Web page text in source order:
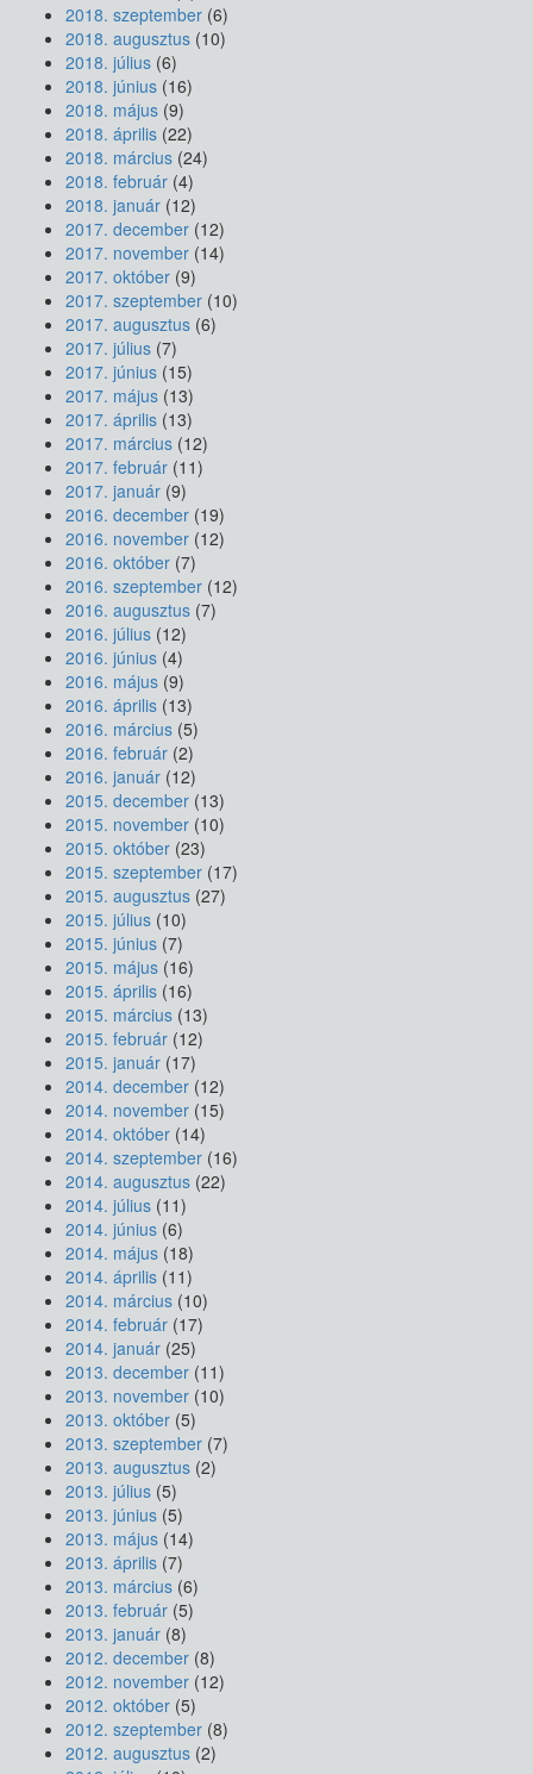
2018. szeptember (6)
2018. augusztus (10)
2018. július (6)
2018. június (16)
2018. május (9)
2018. április (22)
2018. március (24)
2018. február (4)
2018. január (12)
2017. december (12)
2017. november (14)
2017. október (9)
2017. szeptember (10)
2017. augusztus (6)
2017. július (7)
2017. június (15)
2017. május (13)
2017. április (13)
2017. március (12)
2017. február (11)
2017. január (9)
2016. december (19)
2016. november (12)
2016. október (7)
2016. szeptember (12)
2016. augusztus (7)
2016. július (12)
2016. június (4)
2016. május (9)
2016. április (13)
2016. március (5)
2016. február (2)
2016. január (12)
2015. december (13)
2015. november (10)
2015. október (23)
2015. szeptember (17)
2015. augusztus (27)
2015. július (10)
2015. június (7)
2015. május (16)
2015. április (16)
2015. március (13)
2015. február (12)
2015. január (17)
2014. december (12)
2014. november (15)
2014. október (14)
2014. szeptember (16)
2014. augusztus (22)
2014. július (11)
2014. június (6)
2014. május (18)
2014. április (11)
2014. március (10)
2014. február (17)
2014. január (25)
2013. december (11)
2013. november (10)
2013. október (5)
2013. szeptember (7)
2013. augusztus (2)
2013. július (5)
2013. június (5)
2013. május (14)
2013. április (7)
2013. március (6)
2013. február (5)
2013. január (8)
2012. december (8)
2012. november (12)
2012. október (5)
2012. szeptember (8)
2012. augusztus (2)